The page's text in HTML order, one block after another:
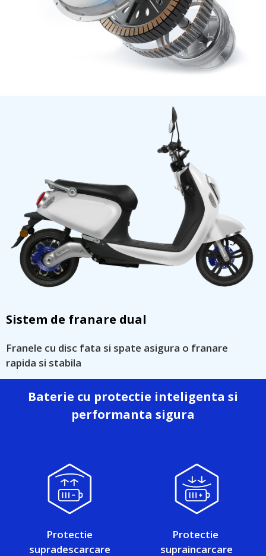
Sistem de franare dual
Franele cu disc fata si spate asigura o franare
rapida si stabila
Baterie cu protectie inteligenta si
performanta sigura
Protectie
supradescarcare
Protectie
supraincarcare